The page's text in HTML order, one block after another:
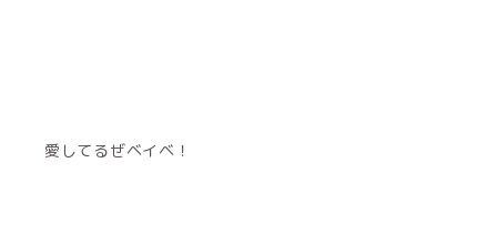
愛してるぜベイベ！